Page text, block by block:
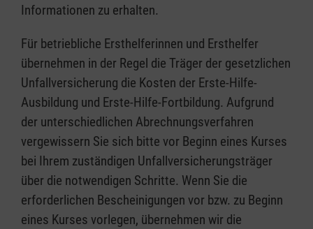
Informationen zu erhalten.
Für betriebliche Ersthelferinnen und Ersthelfer
übernehmen in der Regel die Träger der gesetzlichen
Unfallversicherung die Kosten der Erste-Hilfe-
Ausbildung und Erste-Hilfe-Fortbildung. Aufgrund
der unterschiedlichen Abrechnungsverfahren
vergewissern Sie sich bitte vor Beginn eines Kurses
bei Ihrem zuständigen Unfallversicherungsträger
über die notwendigen Schritte. Wenn Sie die
erforderlichen Bescheinigungen vor bzw. zu Beginn
eines Kurses vorlegen, übernehmen wir die